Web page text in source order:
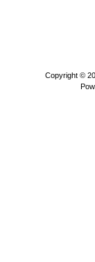
Copyright ©